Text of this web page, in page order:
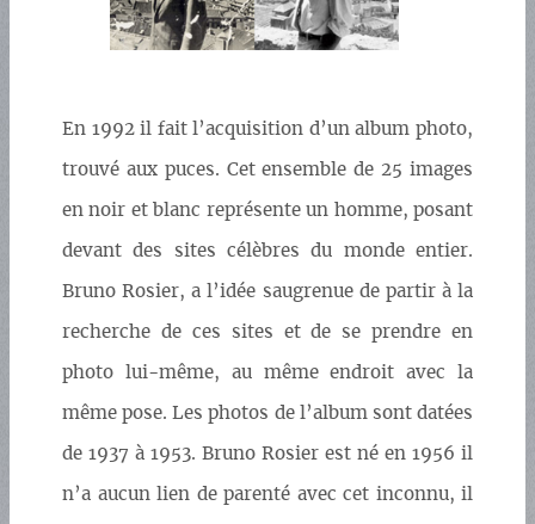
En 1992 il fait l’acquisition d’un album photo,
trouvé aux puces. Cet ensemble de 25 images
en noir et blanc représente un homme, posant
devant des sites célèbres du monde entier.
Bruno Rosier, a l’idée saugrenue de partir à la
recherche de ces sites et de se prendre en
photo lui-même, au même endroit avec la
même pose. Les photos de l’album sont datées
de 1937 à 1953. Bruno Rosier est né en 1956 il
n’a aucun lien de parenté avec cet inconnu, il